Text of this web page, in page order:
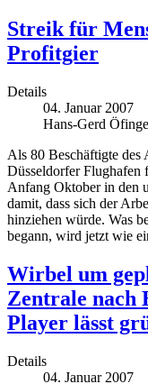
Streik für
Profitgier
Details
04. Januar 2007
Hans-Gerd
Als 80 Beschäftigte des
Düsseldorfer Flughafen
Anfang Oktober in den
damit, dass sich der
hinziehen würde. Was
begann, wird jetzt wie
Wirbel um
Zentrale nach
Player lässt
Details
04. Januar 2007